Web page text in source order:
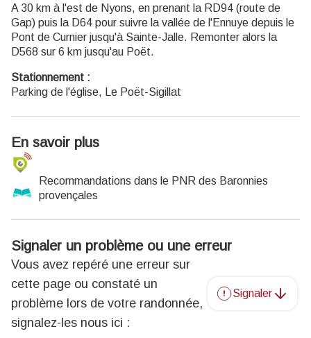
A 30 km à l'est de Nyons, en prenant la RD94 (route de
Gap) puis la D64 pour suivre la vallée de l'Ennuye depuis le
Pont de Curnier jusqu'à Sainte-Jalle. Remonter alors la
D568 sur 6 km jusqu'au Poët.
Stationnement :
Parking de l'église, Le Poët-Sigillat
En savoir plus
Recommandations dans le PNR des Baronnies
provençales
Signaler un problème ou une erreur
Vous avez repéré une erreur sur
cette page ou constaté un
problème lors de votre randonnée,
signalez-les nous ici :
Signaler